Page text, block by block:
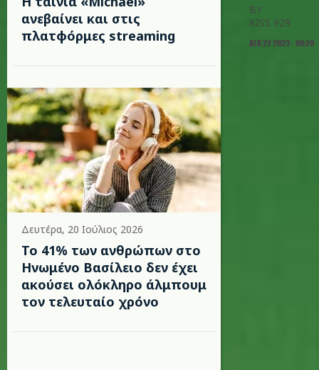
ανεβαίνει και στις
πλατφόρμες streaming
Δευτέρα, 20 Ιούλιος 2026
Το 41% των ανθρώπων στο
Ηνωμένο Βασίλειο δεν έχει
ακούσει ολόκληρο άλμπουμ
τον τελευταίο χρόνο
BY
KISS 929
ΔΕΚ 22 2023 - 08:20